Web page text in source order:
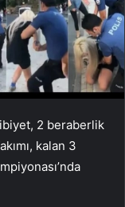
2 beraberlik
kalan 3